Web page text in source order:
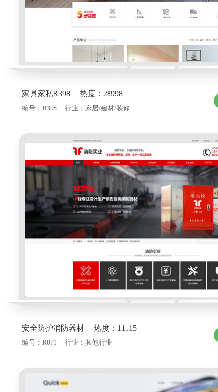
家具家私R398 热度：28998
编号：R398 行业：家居/建材/装修
安全防护消防器材 热度：11115
编号：R071 行业：其他行业